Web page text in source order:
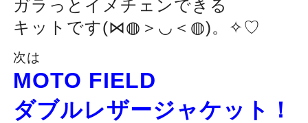
ガラっとイメチェンできる
キットです(⋈◍＞◡＜◍)。✧♡
次は
MOTO FIELD
ダブルレザージャケット！